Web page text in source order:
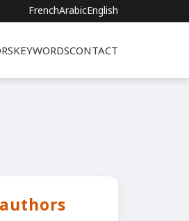
FrenchArabicEnglish
KEYWORDSCONTACT